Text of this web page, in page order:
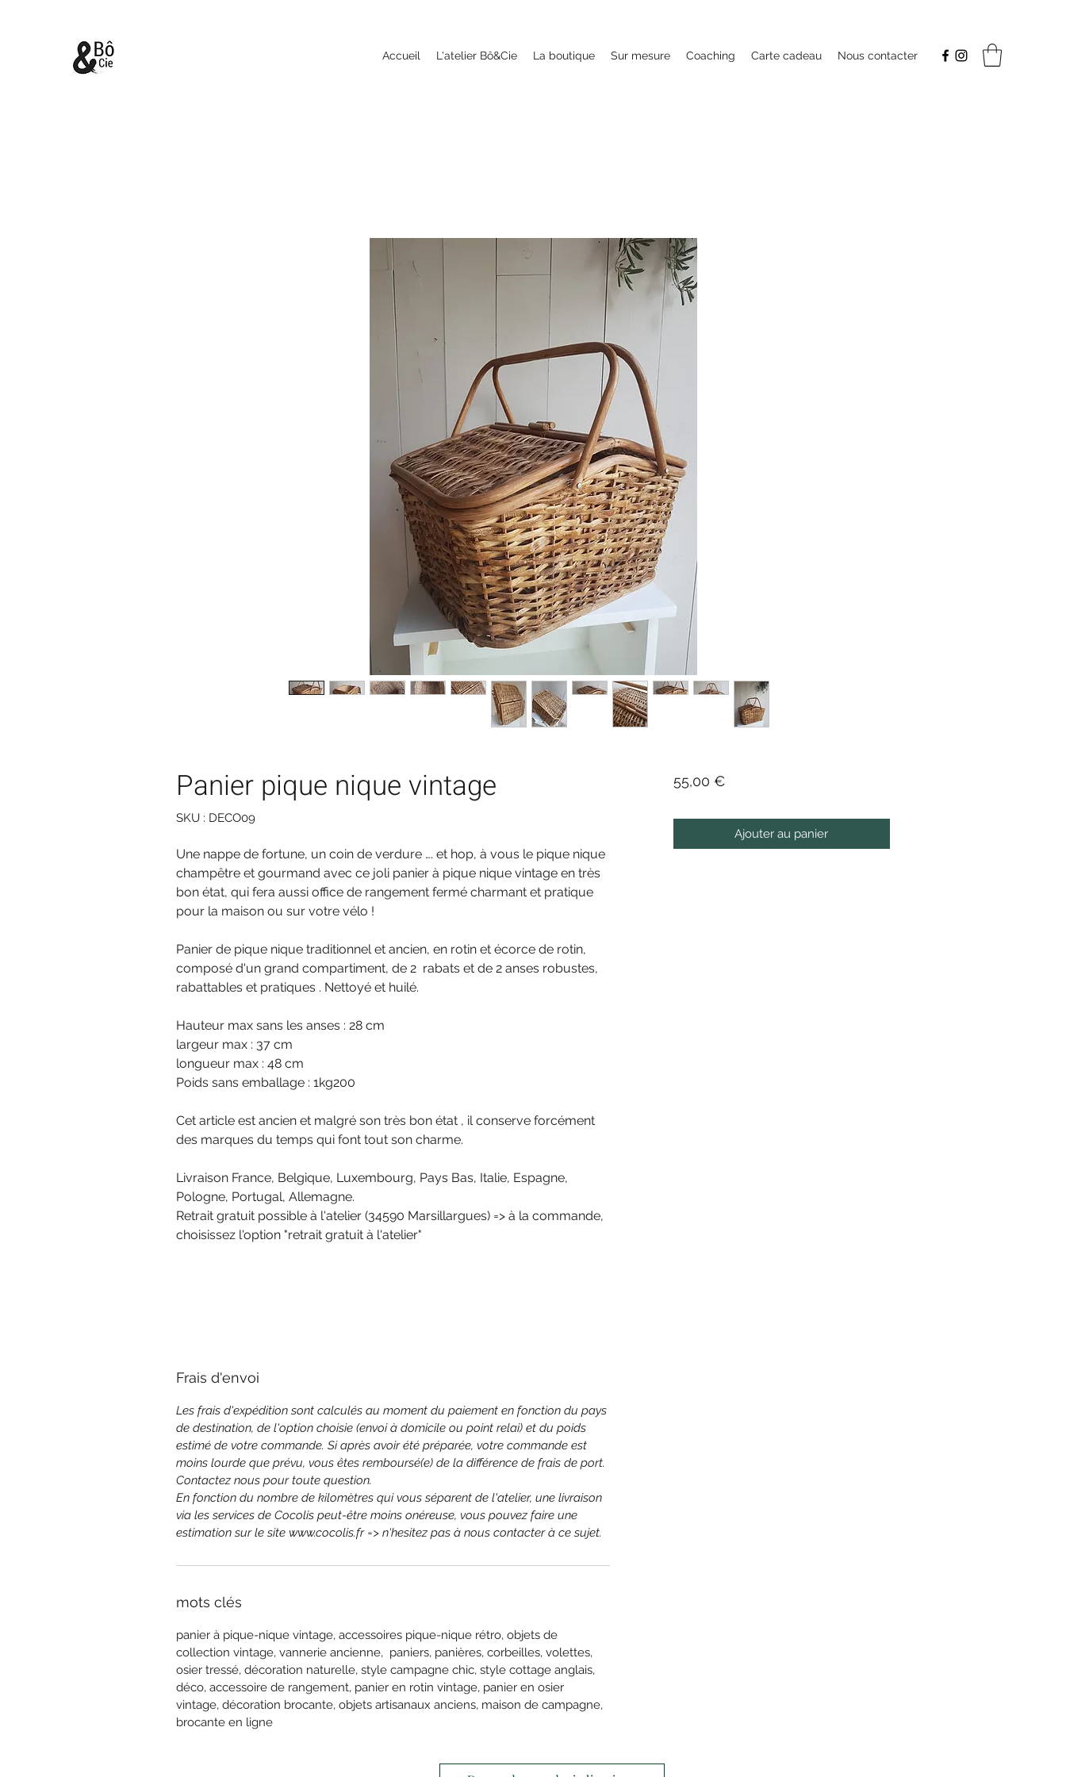
Accueil L'atelier Bô&Cie La boutique Sur mesure Coaching Carte cadeau Nous contacter
Panier pique nique vintage
SKU : DECO09
Une nappe de fortune, un coin de verdure …. et hop, à vous le pique nique
champêtre et gourmand avec ce joli panier à pique nique vintage en très
bon état, qui fera aussi office de rangement fermé charmant et pratique
pour la maison ou sur votre vélo !
Panier de pique nique traditionnel et ancien, en rotin et écorce de rotin,
composé d'un grand compartiment, de 2 rabats et de 2 anses robustes,
rabattables et pratiques . Nettoyé et huilé.
Hauteur max sans les anses : 28 cm
largeur max : 37 cm
longueur max : 48 cm
Poids sans emballage : 1kg200
Cet article est ancien et malgré son très bon état , il conserve forcément
des marques du temps qui font tout son charme.
Livraison France, Belgique, Luxembourg, Pays Bas, Italie, Espagne,
Pologne, Portugal, Allemagne.
Retrait gratuit possible à l'atelier (34590 Marsillargues) => à la commande,
choisissez l'option "retrait gratuit à l'atelier"
Frais d'envoi
Les frais d'expédition sont calculés au moment du paiement en fonction du pays
de destination, de l'option choisie (envoi à domicile ou point relai) et du poids
estimé de votre commande. Si après avoir été préparée, votre commande est
moins lourde que prévu, vous êtes remboursé(e) de la différence de frais de port.
Contactez nous pour toute question.
En fonction du nombre de kilomètres qui vous séparent de l'atelier, une livraison
via les services de Cocolis peut-être moins onéreuse, vous pouvez faire une
estimation sur le site www.cocolis.fr => n'hesitez pas à nous contacter à ce sujet.
mots clés
panier à pique-nique vintage, accessoires pique-nique rétro, objets de
collection vintage, vannerie ancienne, paniers, panières, corbeilles, volettes,
osier tressé, décoration naturelle, style campagne chic, style cottage anglais,
déco, accessoire de rangement, panier en rotin vintage, panier en osier
vintage, décoration brocante, objets artisanaux anciens, maison de campagne,
brocante en ligne
55,00 €Prix
Ajouter au panier